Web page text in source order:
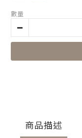
數量
商品描述